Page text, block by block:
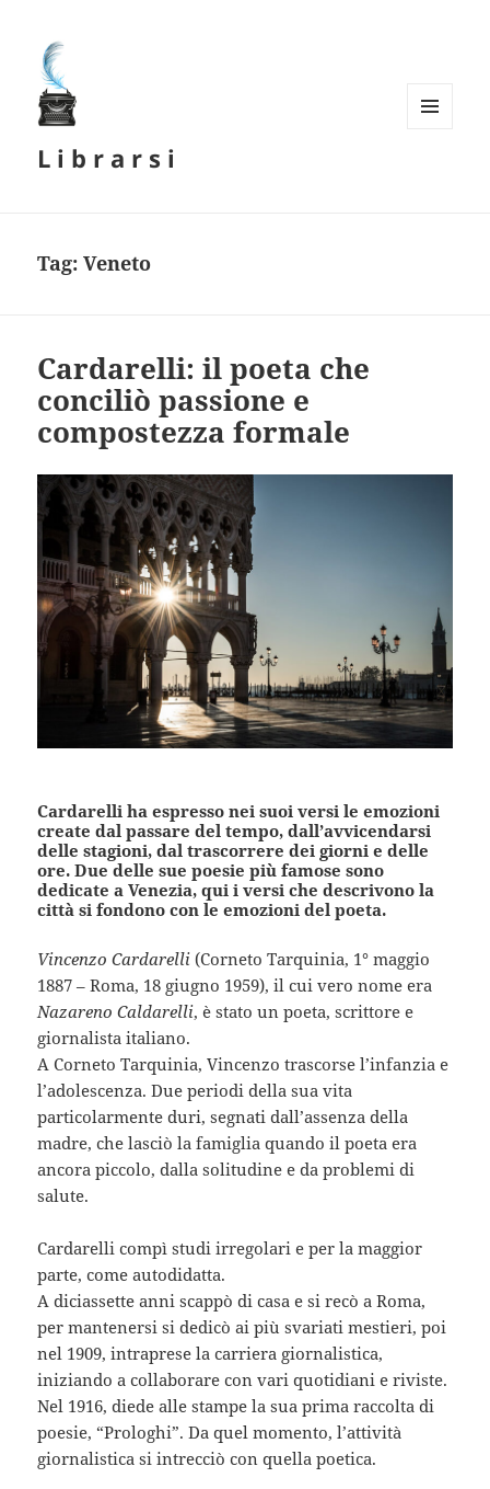
L i b r a r s i
Tag:Veneto
Cardarelli: il poeta che
conciliò passione e
compostezza formale
Cardarelli ha espresso nei suoi versi le emozioni
create dal passare del tempo, dall’avvicendarsi
delle stagioni, dal trascorrere dei giorni e delle
ore. Due delle sue poesie più famose sono
dedicate a Venezia, qui i versi che descrivono la
città si fondono con le emozioni del poeta.
Vincenzo Cardarelli (Corneto Tarquinia, 1° maggio
1887 – Roma, 18 giugno 1959), il cui vero nome era
Nazareno Caldarelli, è stato un poeta, scrittore e
giornalista italiano.
A Corneto Tarquinia, Vincenzo trascorse l’infanzia e
l’adolescenza. Due periodi della sua vita
particolarmente duri, segnati dall’assenza della
madre, che lasciò la famiglia quando il poeta era
ancora piccolo, dalla solitudine e da problemi di
salute.
Cardarelli compì studi irregolari e per la maggior
parte, come autodidatta.
A diciassette anni scappò di casa e si recò a Roma,
per mantenersi si dedicò ai più svariati mestieri, poi
nel 1909, intraprese la carriera giornalistica,
iniziando a collaborare con vari quotidiani e riviste.
Nel 1916, diede alle stampe la sua prima raccolta di
poesie, “Prologhi”. Da quel momento, l’attività
giornalistica si intrecciò con quella poetica.